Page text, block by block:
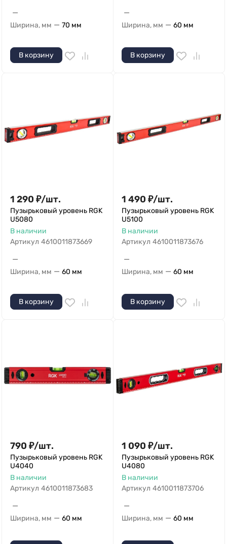
—
Ширина, мм — 70 мм
В корзину
—
Ширина, мм — 60 мм
В корзину
1 290 ₽/шт.
Пузырьковый уровень RGK
U5080
В наличии
Артикул 4610011873669
—
Ширина, мм — 60 мм
В корзину
1 490 ₽/шт.
Пузырьковый уровень RGK
U5100
В наличии
Артикул 4610011873676
—
Ширина, мм — 60 мм
В корзину
790 ₽/шт.
Пузырьковый уровень RGK
U4040
В наличии
Артикул 4610011873683
—
Ширина, мм — 60 мм
1 090 ₽/шт.
Пузырьковый уровень RGK
U4080
В наличии
Артикул 4610011873706
—
Ширина, мм — 60 мм